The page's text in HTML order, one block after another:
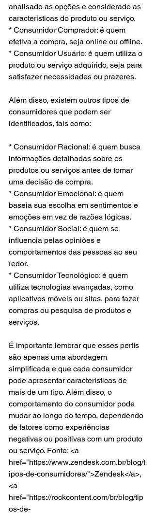
analisado as opções e considerado as
características do produto ou serviço.
* Consumidor Comprador: é quem
efetiva a compra, seja online ou offline.
* Consumidor Usuário: é quem utiliza o
produto ou serviço adquirido, seja para
satisfazer necessidades ou prazeres.
Além disso, existem outros tipos de
consumidores que podem ser
identificados, tais como:
* Consumidor Racional: é quem busca
informações detalhadas sobre os
produtos ou serviços antes de tomar
uma decisão de compra.
* Consumidor Emocional: é quem
baseia sua escolha em sentimentos e
emoções em vez de razões lógicas.
* Consumidor Social: é quem se
influencia pelas opiniões e
comportamentos das pessoas ao seu
redor.
* Consumidor Tecnológico: é quem
utiliza tecnologias avançadas, como
aplicativos móveis ou sites, para fazer
compras ou pesquisa de produtos e
serviços.
É importante lembrar que esses perfis
são apenas uma abordagem
simplificada e que cada consumidor
pode apresentar características de
mais de um tipo. Além disso, o
comportamento do consumidor pode
mudar ao longo do tempo, dependendo
de fatores como experiências
negativas ou positivas com um produto
ou serviço. Fonte: <a
href="https://www.zendesk.com.br/blog/t
ipos-de-consumidores/">Zendesk</a>,
<a
href="https://rockcontent.com/br/blog/tip
os-de-